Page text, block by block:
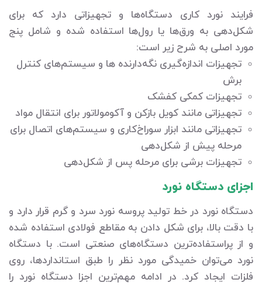
فرایند نورد کاری دستگاه‌ها و تجهیزاتی دارد که برای
شکل‌دهی به ورق‌ها یا رول‌ها استفاده شده و شامل پنج
مورد اصلی به شرح زیر است:
تجهیزات اندازه‌گیری نگه‌دارنده ها و سیستم‌های کنترل
برش
تجهیزات کمکی کفشک
تجهیزاتی مانند کویل بازکن و آکومولاتور برای انتقال مواد
تجهیزاتی مانند ابزار سوراخ‌کاری و سیستم‌های اتصال برای
مرحله پیش از شکل‌دهی
تجهیزات برشی برای مرحله پس از شکل‌دهی
اجزای دستگاه نورد
دستگاه نورد در خط تولید پروسه نورد سرد و گرم قرار دارد و
با دقت بالا، برای شکل دادن به مقاطع فولادی استفاده شده
و از پراستفاده‌ترین دستگاه‌های صنعتی است. با دستگاه
نورد می‌توان خمیدگی مورد نظر را طبق استانداردها، روی
فلزات ایجاد کرد. در ادامه مهم‌ترین اجزا دستگاه نورد را